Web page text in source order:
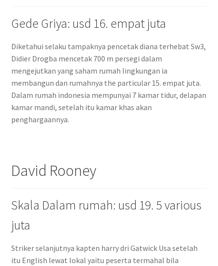
Gede Griya: usd 16. empat juta
Diketahui selaku tampaknya pencetak diana terhebat Sw3,
Didier Drogba mencetak 700 m persegi dalam
mengejutkan yang saham rumah lingkungan ia
membangun dan rumahnya the particular 15. empat juta.
Dalam rumah indonesia mempunyai 7 kamar tidur, delapan
kamar mandi, setelah itu kamar khas akan
penghargaannya.
David Rooney
Skala Dalam rumah: usd 19. 5 various
juta
Striker selanjutnya kapten harry dri Gatwick Usa setelah
itu English lewat lokal yaitu peserta termahal bila